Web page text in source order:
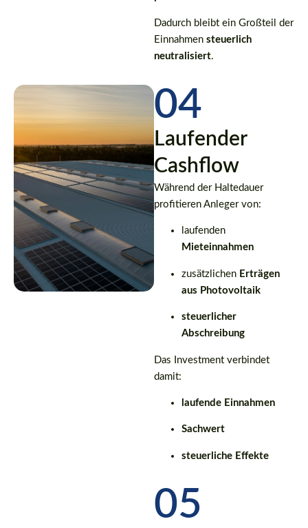
Dadurch bleibt ein Großteil der
Einnahmen steuerlich
neutralisiert.
04
Laufender
Cashflow
Während der Haltedauer
profitieren Anleger von:
laufenden
Mieteinnahmen
zusätzlichen Erträgen
aus Photovoltaik
steuerlicher
Abschreibung
Das Investment verbindet
damit:
laufende Einnahmen
Sachwert
steuerliche Effekte
05